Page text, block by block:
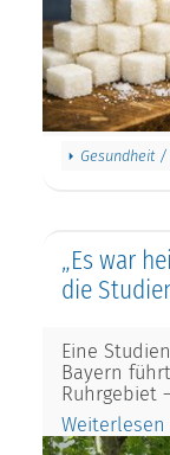
Gesundheit
„Es war
die
Eine
Bayern
Ruhrgebiet
Weiterlesen